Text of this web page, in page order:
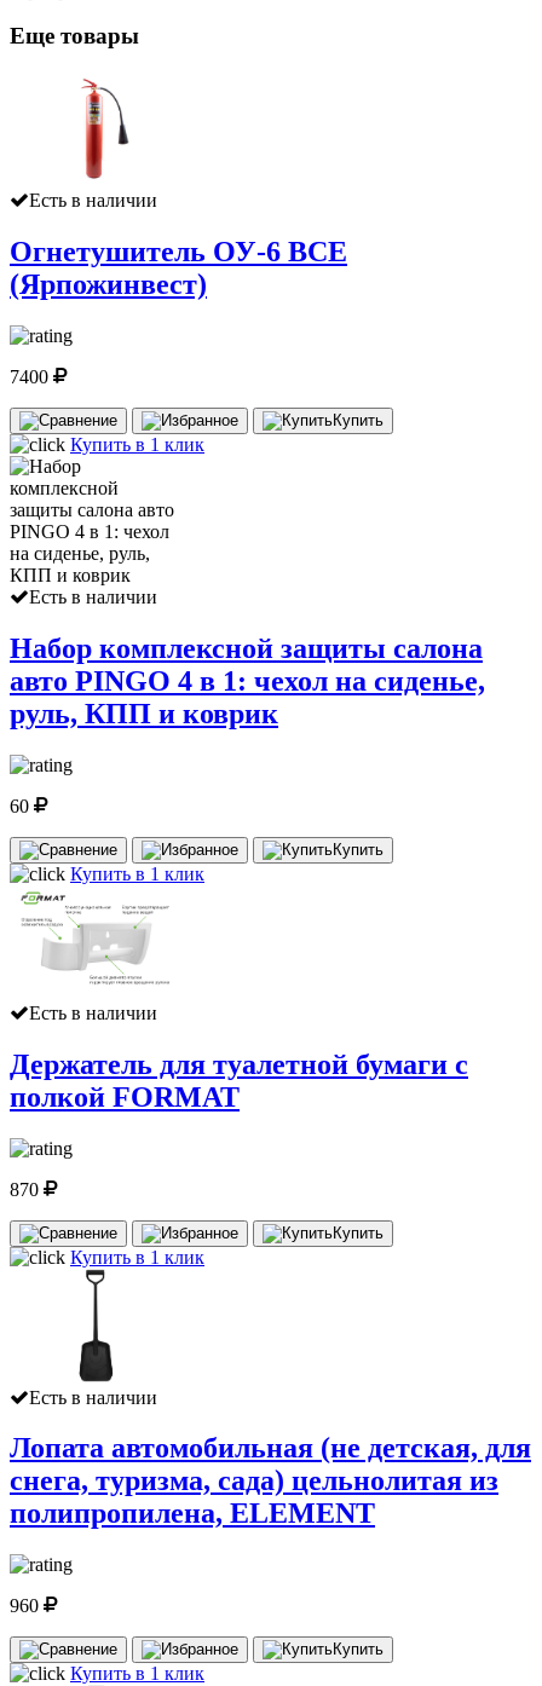
Еще товары
Есть в наличии
Огнетушитель ОУ-6 ВСЕ
(Ярпожинвест)
7400
Купить
Купить в 1 клик
Есть в наличии
Набор комплексной защиты салона
авто PINGO 4 в 1: чехол на сиденье,
руль, КПП и коврик
60
Купить
Купить в 1 клик
Есть в наличии
Держатель для туалетной бумаги с
полкой FORMAT
870
Купить
Купить в 1 клик
Есть в наличии
Лопата автомобильная (не детская, для
снега, туризма, сада) цельнолитая из
полипропилена, ELEMENT
960
Купить
Купить в 1 клик